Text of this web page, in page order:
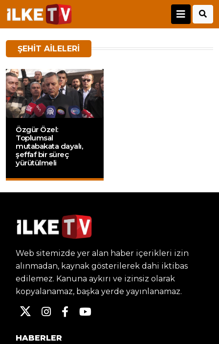
ŞEHIT AILELERI
Özgür Özel:
Toplumsal
mutabakata dayalı,
şeffaf bir süreç
yürütülmeli
Web sitemizde yer alan haber içerikleri izin
alınmadan, kaynak gösterilerek dahi iktibas
edilemez. Kanuna aykırı ve izinsiz olarak
kopyalanamaz, başka yerde yayınlanamaz.
HABERLER